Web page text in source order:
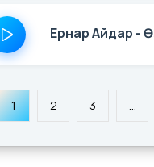
1 2 3 ...